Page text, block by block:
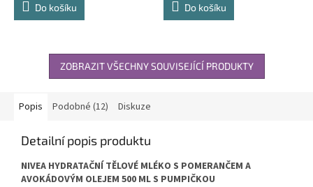
Do košíku Do košíku
ZOBRAZIT VŠECHNY SOUVISEJÍCÍ PRODUKTY
Popis Podobné (12) Diskuze
Detailní popis produktu
NIVEA HYDRATAČNÍ TĚLOVÉ MLÉKO S POMERANČEM A
AVOKÁDOVÝM OLEJEM 500 ML S PUMPIČKOU